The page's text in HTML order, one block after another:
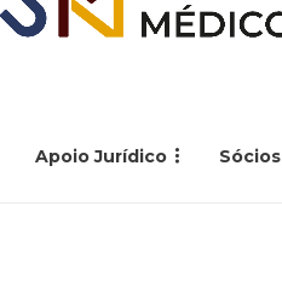
Apoio Jurídico Sócios